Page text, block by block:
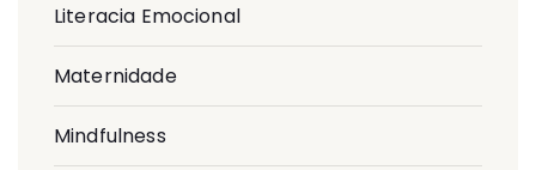
Literacia Emocional
Maternidade
Mindfulness